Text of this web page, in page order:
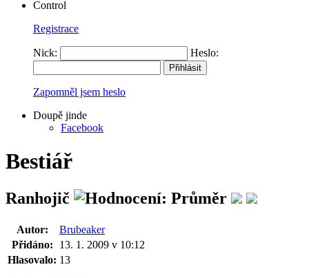
Control
Registrace
Nick: Heslo:
Zapomněl jsem heslo
Doupě jinde
Facebook
Bestiář
Ranhojič
Autor:
Brubeaker
Přidáno:
13. 1. 2009 v 10:12
Hlasovalo: 13